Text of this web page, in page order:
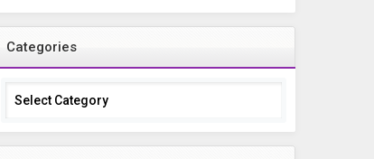
Categories
Categories